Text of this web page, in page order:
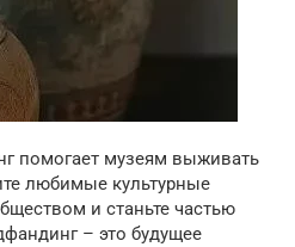
помогает музеям выживать
любимые культурные
и станьте частью
– это будущее